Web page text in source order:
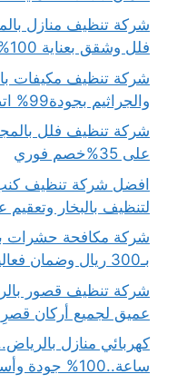
فلل وشقق بعناية 100% تواصل بنا الان
والجراثيم بجودة99% اتصل بنا الان
على 35%خصم فوري
لتنظيف بالبخار
شركة مكافحة حشرات
بـ300 ريال وضمان فعالية 100%..اتصل بنا
عميق لجميع أركان
ساعة..100% جودة وأسعار مُنافسة